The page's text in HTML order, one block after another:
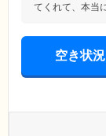
てくれて、本当
空き状